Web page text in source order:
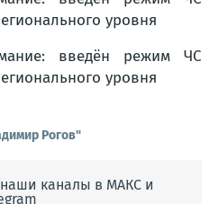
Рогов"
каналы в МАКС и